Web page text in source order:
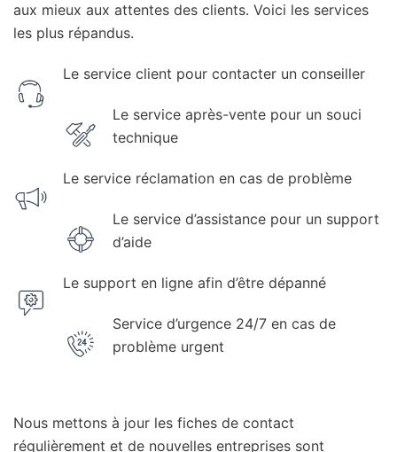
aux mieux aux attentes des clients. Voici les services
les plus répandus.
Le service client pour contacter un conseiller
Le service après-vente pour un souci
technique
Le service réclamation en cas de problème
Le service d’assistance pour un support
d’aide
Le support en ligne afin d’être dépanné
Service d’urgence 24/7 en cas de
problème urgent
Nous mettons à jour les fiches de contact
régulièrement et de nouvelles entreprises sont